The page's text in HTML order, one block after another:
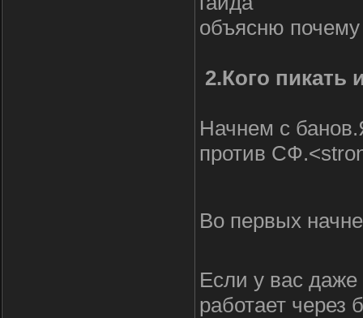
объясню почему
2.Кого пикать
Начнем с
против
Во первых
Если у вас даже
работает через